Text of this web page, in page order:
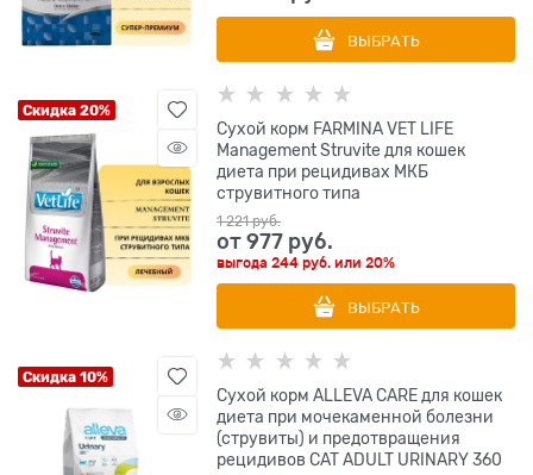
ВЫБРАТЬ
Скидка 20%
Сухой корм FARMINA VET LIFE
Management Struvite для кошек
диета при рецидивах МКБ
струвитного типа
1 221 руб.
от977 руб.
выгода244 руб. или20%
ВЫБРАТЬ
Скидка 10%
Сухой корм ALLEVA CARE для кошек
диета при мочекаменной болезни
(струвиты) и предотвращения
рецидивов CAT ADULT URINARY 360